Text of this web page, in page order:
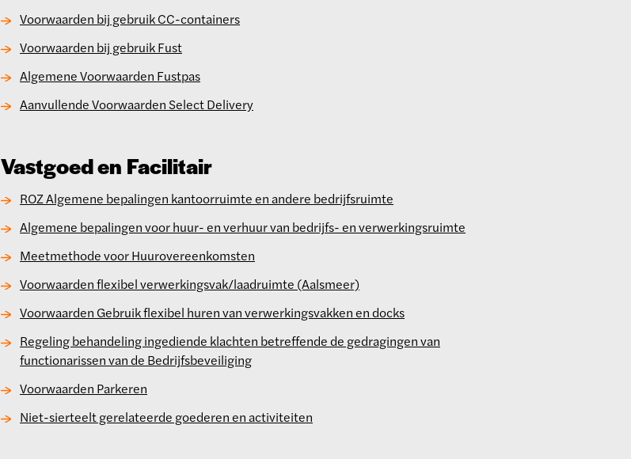
Voorwaarden bij gebruik CC-containers
Voorwaarden bij gebruik Fust
Algemene Voorwaarden Fustpas
Aanvullende Voorwaarden Select Delivery
Vastgoed en Facilitair
ROZ Algemene bepalingen kantoorruimte en andere bedrijfsruimte
Algemene bepalingen voor huur- en verhuur van bedrijfs- en verwerkingsruimte
Meetmethode voor Huurovereenkomsten
Voorwaarden flexibel verwerkingsvak/laadruimte (Aalsmeer)
Voorwaarden Gebruik flexibel huren van verwerkingsvakken en docks
Regeling behandeling ingediende klachten betreffende de gedragingen van
functionarissen van de Bedrijfsbeveiliging
Voorwaarden Parkeren
Niet-sierteelt gerelateerde goederen en activiteiten